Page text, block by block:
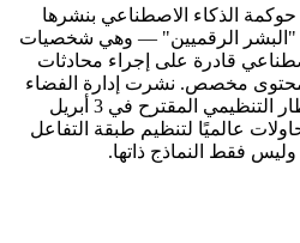
الذكاء الاصطناعي بنشرها
"البشر الرقميين" — وهي شخصيات
قادرة على إجراء محادثات
محتوى مخصص. نشرت إدارة الفضاء
الإلكتروني الصينية (CAC) الإطار التنظيمي المقترح في 3 أبريل
عالميًا لتنظيم طبقة التفاعل
فقط النماذج ذاتها.